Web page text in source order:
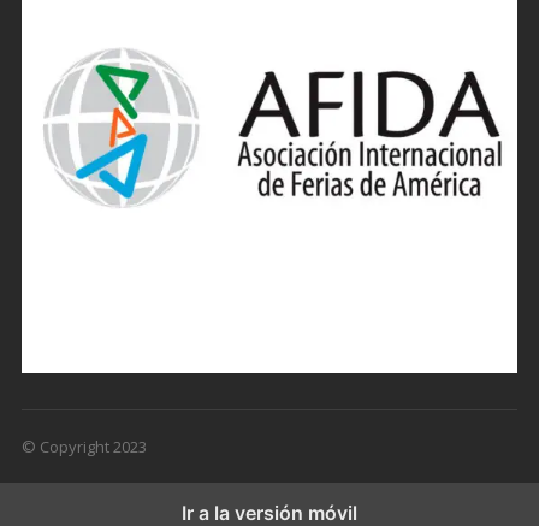
© Copyright 2023
Ir a la versión móvil